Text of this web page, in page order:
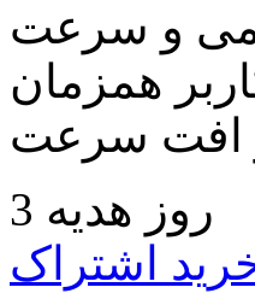
و سرعت
همزمان
افت سرعت
3 روز هدیه
اشتراک